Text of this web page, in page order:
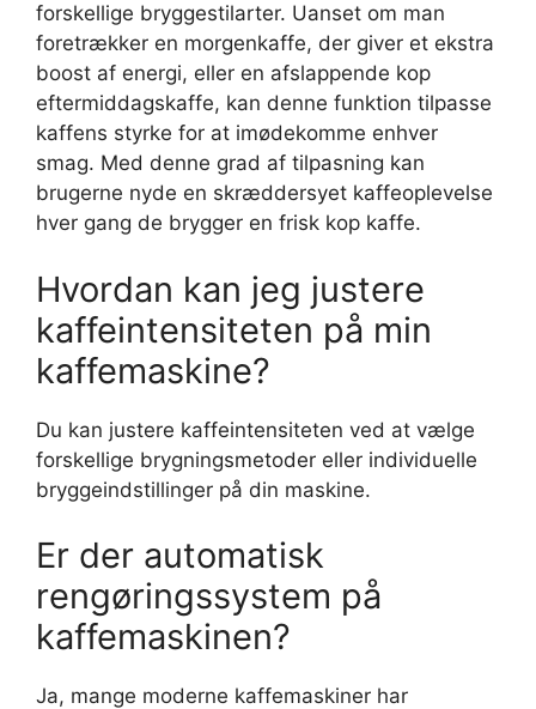
forskellige bryggestilarter. Uanset om man
foretrækker en morgenkaffe, der giver et ekstra
boost af energi, eller en afslappende kop
eftermiddagskaffe, kan denne funktion tilpasse
kaffens styrke for at imødekomme enhver
smag. Med denne grad af tilpasning kan
brugerne nyde en skræddersyet kaffeoplevelse
hver gang de brygger en frisk kop kaffe.
Hvordan kan jeg justere
kaffeintensiteten på min
kaffemaskine?
Du kan justere kaffeintensiteten ved at vælge
forskellige brygningsmetoder eller individuelle
bryggeindstillinger på din maskine.
Er der automatisk
rengøringssystem på
kaffemaskinen?
Ja, mange moderne kaffemaskiner har